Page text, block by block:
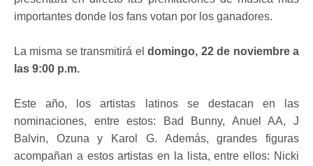
importantes donde los fans votan por los ganadores.
La misma se transmitirá eldomingo, 22 de noviembre a
las 9:00 p.m.
Este año, los artistas latinos se destacan en las
nominaciones, entre estos: Bad Bunny, Anuel AA, J
Balvin, Ozuna y Karol G. Además, grandes figuras
acompañan a estos artistas en la lista, entre ellos: Nicki